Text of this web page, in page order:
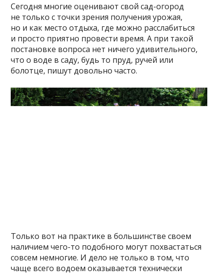
Сегодня многие оценивают свой сад-огород
не только с точки зрения получения урожая,
но и как место отдыха, где можно расслабиться
и просто приятно провести время. А при такой
постановке вопроса нет ничего удивительного,
что о воде в саду, будь то пруд, ручей или
болотце, пишут довольно часто.
Только вот на практике в большинстве своем
наличием чего-то подобного могут похвастаться
совсем немногие. И дело не только в том, что
чаще всего водоем оказывается технически